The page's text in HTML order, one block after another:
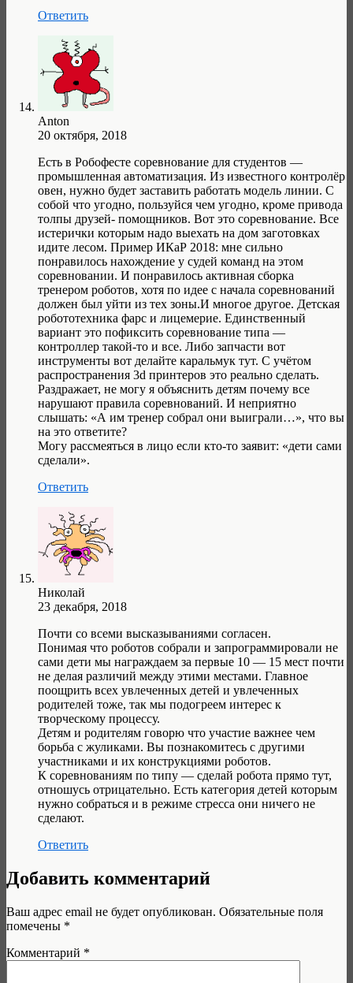
Ответить
Anton
20 октября, 2018
Есть в Робофесте соревнование для студентов —
промышленная автоматизация. Из известного контролёр
овен, нужно будет заставить работать модель линии. С
собой что угодно, пользуйся чем угодно, кроме привода
толпы друзей- помощников. Вот это соревнование. Все
истерички которым надо выехать на дом заготовках
идите лесом. Пример ИКаР 2018: мне сильно
понравилось нахождение у судей команд на этом
соревновании. И понравилось активная сборка
тренером роботов, хотя по идее с начала соревнований
должен был уйти из тех зоны.И многое другое. Детская
робототехника фарс и лицемерие. Единственный
вариант это пофиксить соревнование типа —
контроллер такой-то и все. Либо запчасти вот
инструменты вот делайте каральмук тут. С учётом
распространения 3d принтеров это реально сделать.
Раздражает, не могу я объяснить детям почему все
нарушают правила соревнований. И неприятно
слышать: «А им тренер собрал они выиграли…», что вы
на это ответите?
Могу рассмеяться в лицо если кто-то заявит: «дети сами
сделали».
Ответить
Николай
23 декабря, 2018
Почти со всеми высказываниями согласен.
Понимая что роботов собрали и запрограммировали не
сами дети мы награждаем за первые 10 — 15 мест почти
не делая различий между этими местами. Главное
поощрить всех увлеченных детей и увлеченных
родителей тоже, так мы подогреем интерес к
творческому процессу.
Детям и родителям говорю что участие важнее чем
борьба с жуликами. Вы познакомитесь с другими
участниками и их конструкциями роботов.
К соревнованиям по типу — сделай робота прямо тут,
отношусь отрицательно. Есть категория детей которым
нужно собраться и в режиме стресса они ничего не
сделают.
Ответить
Добавить комментарий
Ваш адрес email не будет опубликован. Обязательные поля
помечены *
Комментарий *